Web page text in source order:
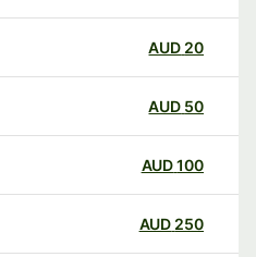
20
AUD
50
AUD
100
AUD
250
AUD